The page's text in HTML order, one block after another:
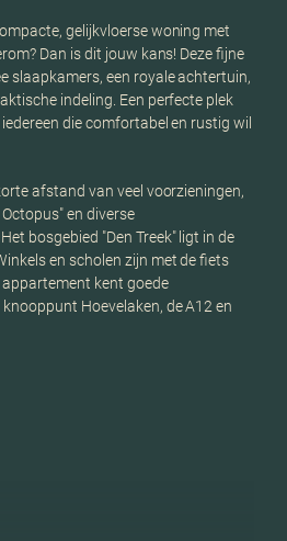
gelijkvloerse woning met
Dan is dit jouw kans! Deze fijne
slaapkamers, een royale achtertuin,
indeling. Een perfecte plek
die comfortabel en rustig wil
afstand van veel voorzieningen,
en diverse
bosgebied "Den Treek" ligt in de
en scholen zijn met de fiets
kent goede
Hoevelaken, de A12 en